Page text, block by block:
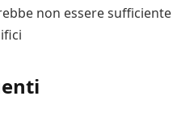
non essere sufficiente